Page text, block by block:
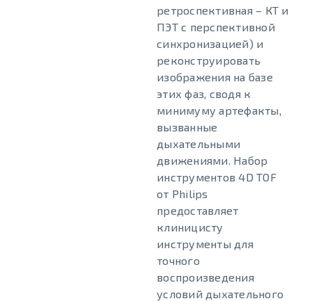
ретроспективная – КТ и
ПЭТ с перспективной
синхронизацией) и
реконструировать
изображения на базе
этих фаз, сводя к
минимуму артефакты,
вызванные
дыхательными
движениями. Набор
инструментов 4D TOF
от Philips
предоставляет
клиницисту
инструменты для
точного
воспроизведения
условий дыхательного